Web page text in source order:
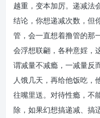
越重，变本加厉。递减法
结论，你想递减次数，但
管，会一直想着撸管的那
会浮想联翩，各种意婬，
谓减量不减瘾，一减量反
人饿几天，再给他饭吃，
往嘴里送。对待性瘾，不
除，如果幻想搞递减、搞